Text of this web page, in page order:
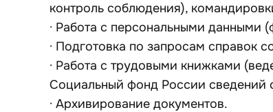
контроль соблюдения),
· Работа с персональными данными
· Подготовка по запросам справок
· Работа с трудовыми книжками
Социальный фонд России сведений
· Архивирование документов.